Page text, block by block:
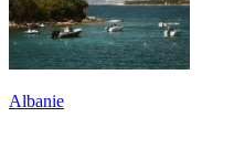
Albanie